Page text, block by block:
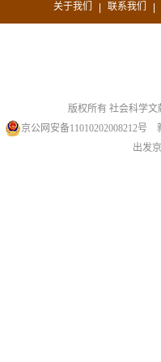
关于我们 | 联系我们 |
版权所有 社会科学文
京公网安备11010202008212号
出发